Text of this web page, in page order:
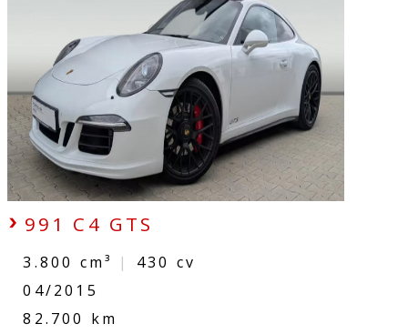
991 C4 GTS
3.800 cm³ | 430 cv
04/2015
82.700 km